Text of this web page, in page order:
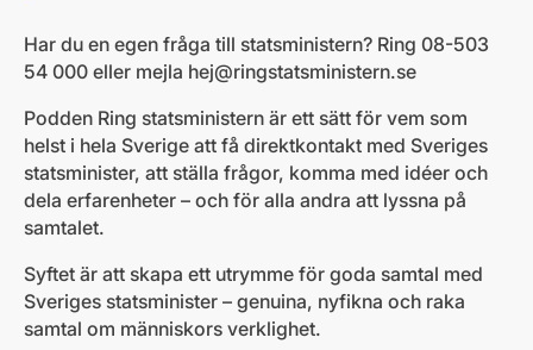
Har du en egen fråga till statsministern? Ring 08-503
54 000 eller mejla hej@ringstatsministern.se
Podden Ring statsministern är ett sätt för vem som
helst i hela Sverige att få direktkontakt med Sveriges
statsminister, att ställa frågor, komma med idéer och
dela erfarenheter – och för alla andra att lyssna på
samtalet.
Syftet är att skapa ett utrymme för goda samtal med
Sveriges statsminister – genuina, nyfikna och raka
samtal om människors verklighet.